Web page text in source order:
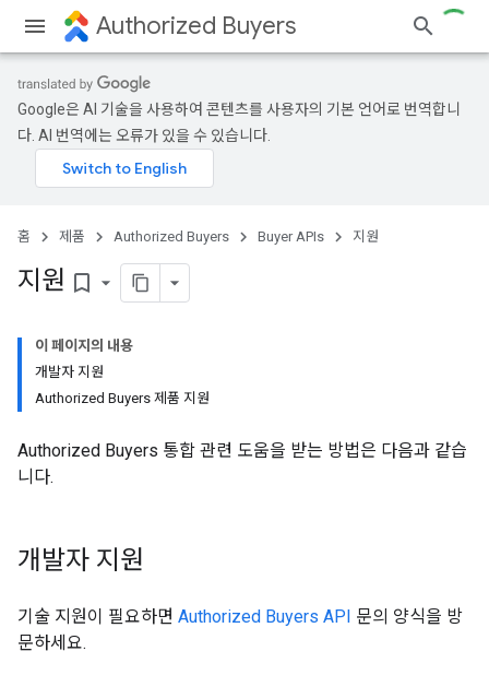
Authorized Buyers
Google은 AI 기술을 사용하여 콘텐츠를 사용자의 기본 언어로 번역합니
다. AI 번역에는 오류가 있을 수 있습니다.
홈 제품 Authorized Buyers Buyer APIs 지원
지원 bookmark_border
이 페이지의 내용
개발자 지원
Authorized Buyers 제품 지원
Authorized Buyers 통합 관련 도움을 받는 방법은 다음과 같습
니다.
개발자 지원
기술 지원이 필요하면 Authorized Buyers API 문의 양식을 방
문하세요.